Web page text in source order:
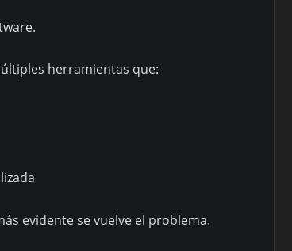
herramientas que:
evidente se vuelve el problema.